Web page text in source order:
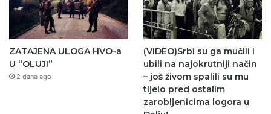
ZATAJENA ULOGA HVO-a
U “OLUJI”
2 dana ago
(VIDEO)Srbi su ga mučili i
ubili na najokrutniji način
– još živom spalili su mu
tijelo pred ostalim
zarobljenicima logora u